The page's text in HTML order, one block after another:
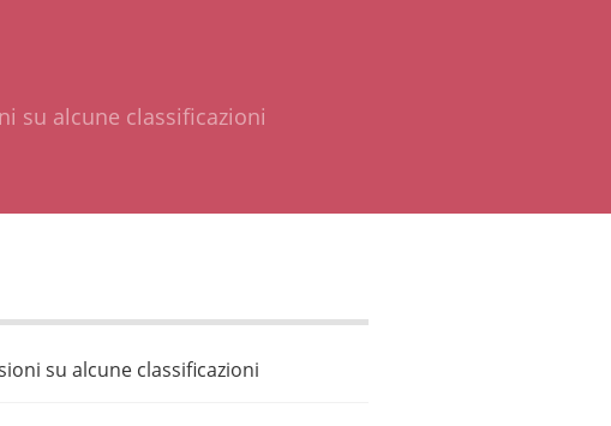
su alcune classificazioni
su alcune classificazioni